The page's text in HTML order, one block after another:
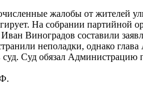
жалобы от жителей
На собрании партийной
Виноградов составили
неполадки, однако
суд. Суд обязал